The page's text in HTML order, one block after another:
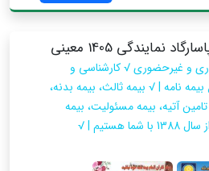
نمایندگی 1405 معینی
و غیرحضوری √ کارشناسی و
نامه | √ بیمه ثالث، بیمه بدنه،
آتیه، بیمه مسئولیت، بیمه
باربری | √ از سال 1388 با شما هستیم | √